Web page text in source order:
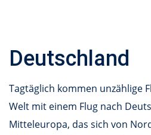
Deutschland
Tagtäglich kommen unzählige
Welt mit einem Flug nach
Mitteleuropa, das sich von